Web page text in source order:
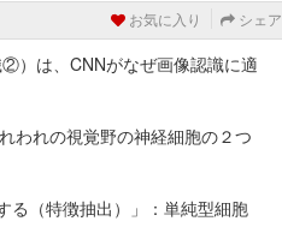
お気に入り シェア
）は、CNNがなぜ画像認識に適
われの視覚野の神経細胞の２つ
（特徴抽出）」：単純型細胞